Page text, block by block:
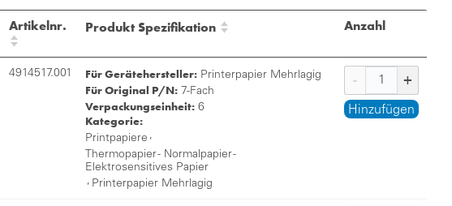
20 pro Seite
50 pro Seite
Sortieren nach Gerätetyp: A - Z
Artikelnr. Produkt Spezifikation Anzahl
4914517.001 Für Gerätehersteller: Printerpapier Mehrlagig
Für Original P/N: 7-Fach
Verpackungseinheit: 6
Kategorie:
Printpapiere ,
Thermopapier - Normalpapier -
Elektrosensitives Papier
, Printerpapier Mehrlagig
Hinzufügen